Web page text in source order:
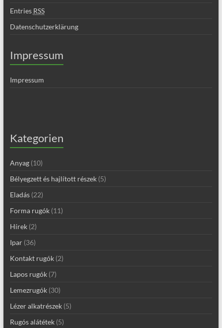
Entries RSS
Datenschutzerklärung
Impressum
Impressum
Kategorien
Anyag(10)
Bélyegzett és hajlított részek(5)
Eladás(22)
Forma rugók(11)
Hírek(2)
Ipar(36)
Kontakt rugók(2)
Lapos rugók(7)
Lemezrugók(30)
Lézer alkatrészek(5)
Rugós alátétek(5)